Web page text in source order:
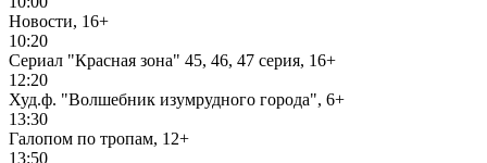
Новости, 16+
10:20
Сериал "Красная зона" 45, 46, 47 серия, 16+
12:20
Худ.ф. "Волшебник изумрудного города", 6+
13:30
Галопом по тропам, 12+
13:50